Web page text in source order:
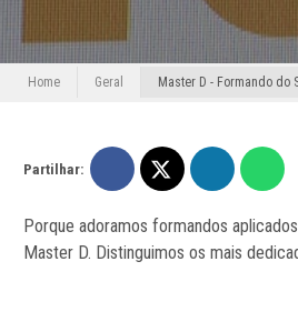
Home Geral
Partilhar:
Porque adoramos formandos
Master D. Distinguimos os mais